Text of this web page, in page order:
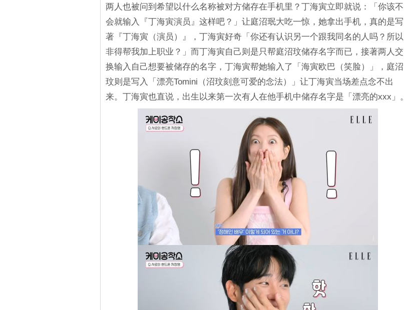
两人也被问到希望以什么名称被对方储存在手机里？丁海寅立即就说：「你该不
会就输入『丁海寅演员』这样吧？」让庭沼珉大吃一惊，她拿出手机，真的是写
著『丁海寅（演员）』，丁海寅好奇「你还有认识另一个跟我同名的人吗？所以
非得帮我加上职业？」而丁海寅自己则是只帮庭沼玟储存名字而已，接著两人交
换输入自己想要被储存的名字，丁海寅帮她输入了「海寅欧巴（笑脸）」，庭沼
玟则是写入「漂亮Tomini（沼玟刻意可爱的念法）」让丁海寅当场差点念不出
来。丁海寅也直说，出生以来第一次有人在他手机中储存名字是「漂亮的xxx」。